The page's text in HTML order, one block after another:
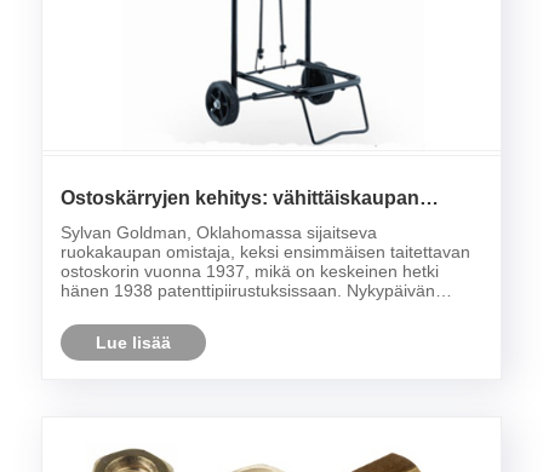
Ostoskärryjen kehitys: vähittäiskaupan
tehokkuus
Sylvan Goldman, Oklahomassa sijaitseva
ruokakaupan omistaja, keksi ensimmäisen taitettavan
ostoskorin vuonna 1937, mikä on keskeinen hetki
hänen 1938 patenttipiirustuksissaan. Nykypäivän
metalliseokset ja ergonomiset periaatteet tavalla, jota
Goldma......
Lue lisää